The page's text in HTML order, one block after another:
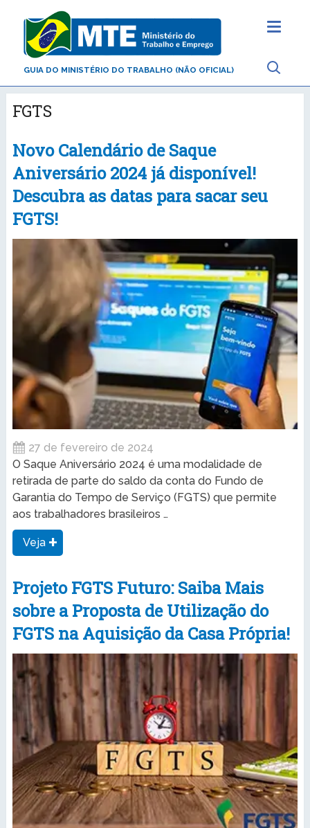
GUIA DO MINISTÉRIO DO TRABALHO (NÃO OFICIAL)
FGTS
Novo Calendário de Saque
Aniversário 2024 já disponível!
Descubra as datas para sacar seu
FGTS!
27 de fevereiro de 2024
O Saque Aniversário 2024 é uma modalidade de
retirada de parte do saldo da conta do Fundo de
Garantia do Tempo de Serviço (FGTS) que permite
aos trabalhadores brasileiros …
Veja
Projeto FGTS Futuro: Saiba Mais
sobre a Proposta de Utilização do
FGTS na Aquisição da Casa Própria!